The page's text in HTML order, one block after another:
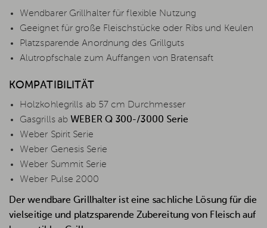
Wendbarer Grillhalter für flexible Nutzung
Geeignet für große Fleischstücke oder Ribs und Keulen
Platzsparende Anordnung des Grillguts
Alutropfschale zum Auffangen von Bratensaft
KOMPATIBILITÄT
Holzkohlegrills ab 57 cm Durchmesser
Gasgrills ab WEBER Q 300-/3000 Serie
Weber Spirit Serie
Weber Genesis Serie
Weber Summit Serie
Weber Pulse 2000
Der wendbare Grillhalter ist eine sachliche Lösung für die
vielseitige und platzsparende Zubereitung von Fleisch auf